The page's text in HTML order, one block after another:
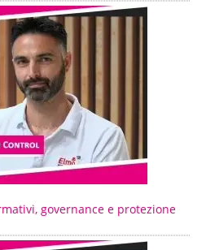
governance e protezione